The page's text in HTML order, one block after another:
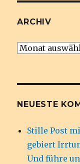
ARCHIV
Archiv
NEUESTE
Stille Post
gebiert
Und führe